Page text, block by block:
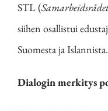
STL (
siihen osallistui
Suomesta ja Islannista.
Dialogin merkitys